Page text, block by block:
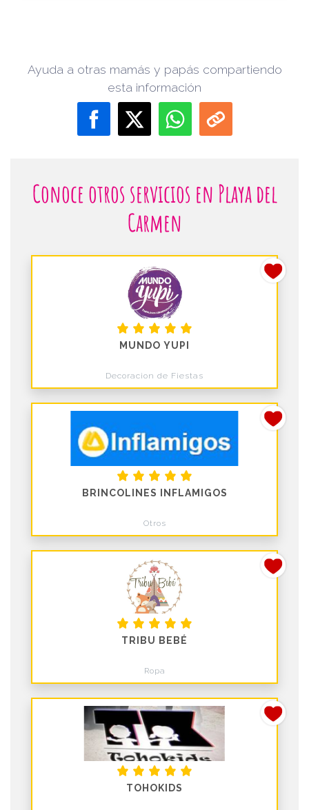
Ayuda a otras mamás y papás compartiendo
esta información
Conoce otros servicios en Playa del
Carmen
MUNDO YUPI
Decoracion de Fiestas
BRINCOLINES INFLAMIGOS
Otros
TRIBU BEBÉ
Ropa
TOHOKIDS